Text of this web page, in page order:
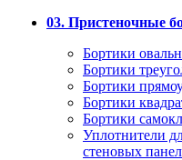
03. Пристеночные
Бортики
Бортики
Бортики
Бортики
Бортики
Уплотнители
стеновых